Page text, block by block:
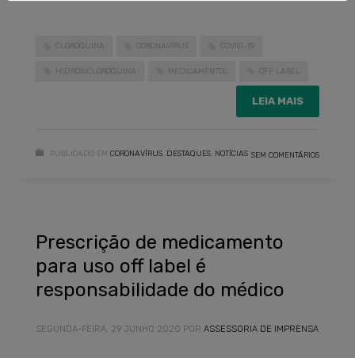
CLOROQUINA CORONAVÍRUS COVID-19
HIDROXICLOROQUINA MEDICAMENTOS OFF LABEL
LEIA MAIS
PUBLICADO EM CORONAVÍRUS DESTAQUES NOTÍCIAS SEM COMENTÁRIOS
Prescrição de medicamento
para uso off label é
responsabilidade do médico
SEGUNDA-FEIRA, 29 JUNHO 2020 POR ASSESSORIA DE IMPRENSA